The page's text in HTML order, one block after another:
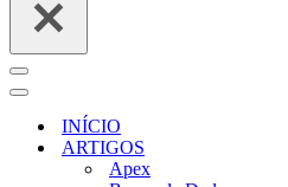
Menu
de
navegação
Menu
navegaçãoINÍCIO
ARTIGOS
Apex